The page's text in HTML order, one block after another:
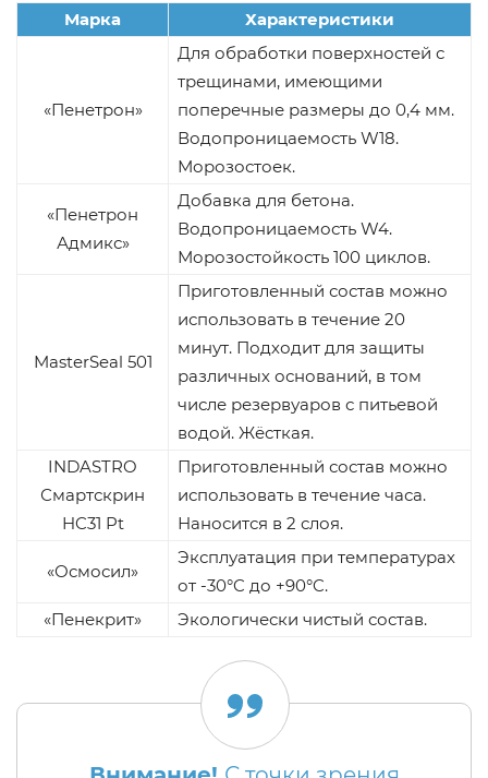
Марка Характеристики
«Пенетрон»
Для обработки поверхностей с
трещинами, имеющими
поперечные размеры до 0,4 мм.
Водопроницаемость W18.
Морозостоек.
«Пенетрон
Адмикс»
Добавка для бетона.
Водопроницаемость W4.
Морозостойкость 100 циклов.
MasterSeal 501
Приготовленный состав можно
использовать в течение 20
минут. Подходит для защиты
различных оснований, в том
числе резервуаров с питьевой
водой. Жёсткая.
INDASTRO
Смартскрин
HC31 Pt
Приготовленный состав можно
использовать в течение часа.
Наносится в 2 слоя.
«Осмосил»
Эксплуатация при температурах
от -30°C до +90°C.
«Пенекрит»
Экологически чистый состав.